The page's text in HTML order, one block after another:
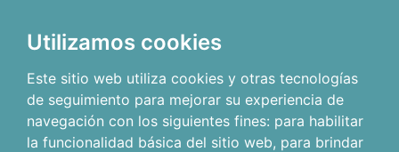
Utilizamos cookies
Este sitio web utiliza cookies y otras tecnologías
de seguimiento para mejorar su experiencia de
navegación con los siguientes fines: para habilitar
la funcionalidad básica del sitio web, para brindar